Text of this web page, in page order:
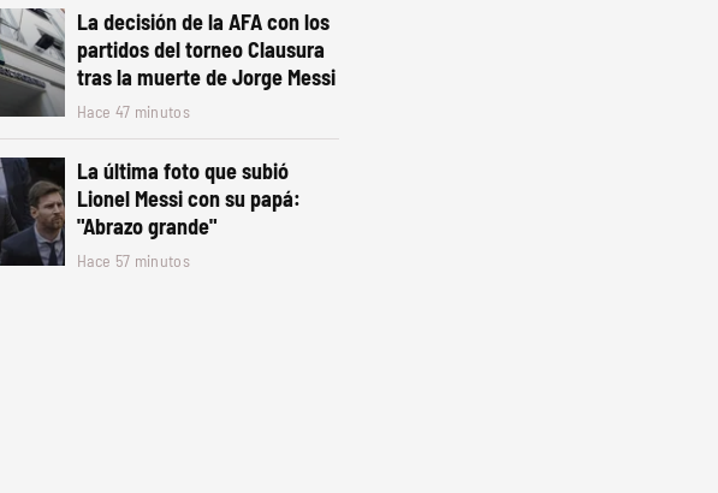
La decisión de la AFA con los
partidos del torneo Clausura
tras la muerte de Jorge Messi
Hace 47 minutos
La última foto que subió
Lionel Messi con su papá:
"Abrazo grande"
Hace 57 minutos